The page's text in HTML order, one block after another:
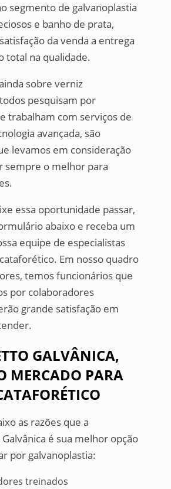
segmento de galvanoplastia
e banho de prata,
da venda a entrega
total na qualidade.
sobre verniz
pesquisam por
trabalham com serviços de
avançada, são
levamos em consideração
sempre o melhor para
essa oportunidade passar,
abaixo e receba um
equipe de especialistas
Em nosso quadro
temos funcionários que
por colaboradores
grande satisfação em
GALVÂNICA,
MERCADO PARA
as razões que a
Galvânica é sua melhor opção
por galvanoplastia:
treinados